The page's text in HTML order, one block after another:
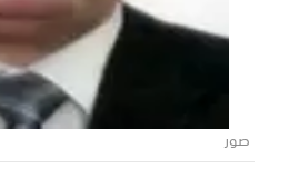
كم دفع مستر بيست
للتصوير داخل الأهرامات؟
كشف عالم الآثار المصري زاهي
دفعه لتصوير فيلم اليوتيوبرصور